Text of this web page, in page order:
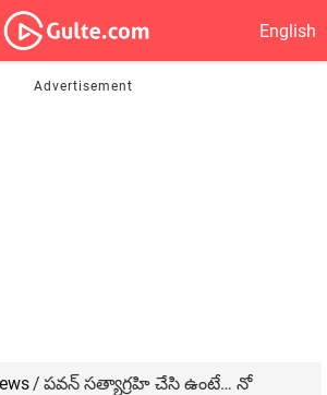
English
/ పవన్ సత్యాగ్రహి చేసి ఉంటే… నో